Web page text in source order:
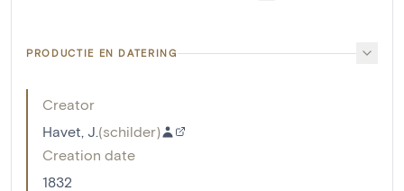
PRODUCTIE EN DATERING
Creator
Havet, J.(schilder)
Creation date
1832